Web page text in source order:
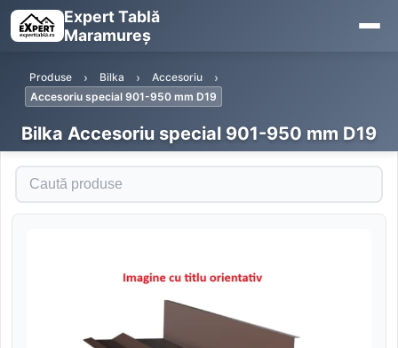
Expert Tablă
Maramureș
Produse Bilka
Accesoriu
Accesoriu special 901-950 mm D19
Bilka Accesoriu special 901-950 mm D19
Caută produse